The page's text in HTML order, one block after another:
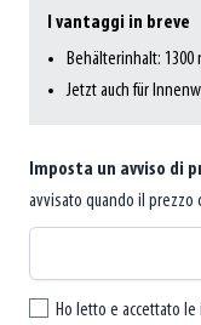
I vantaggi in breve
Behälterinhalt: 1300
Jetzt auch für
Imposta un avviso di
avvisato quando il prezzo
Ho letto e accettato